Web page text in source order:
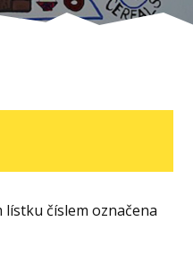
lístku číslem označena